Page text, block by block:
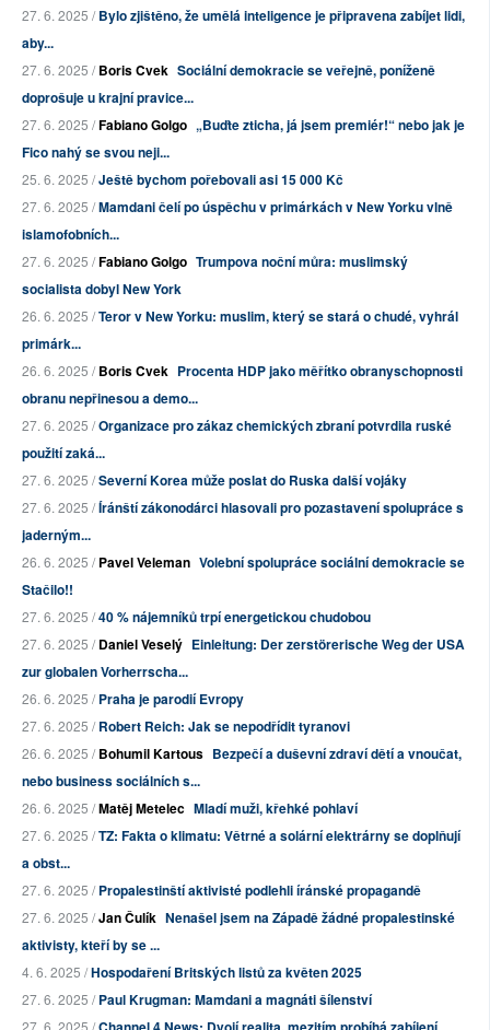
27. 6. 2025 /Bylo zjištěno, že umělá inteligence je připravena zabíjet lidi,
aby...
27. 6. 2025 /Boris Cvek Sociální demokracie se veřejně, poníženě
doprošuje u krajní pravice...
27. 6. 2025 /Fabiano Golgo „Buďte zticha, já jsem premiér!“ nebo jak je
Fico nahý se svou neji...
25. 6. 2025 /Ještě bychom pořebovali asi 15 000 Kč
27. 6. 2025 /Mamdani čelí po úspěchu v primárkách v New Yorku vlně
islamofobních...
27. 6. 2025 /Fabiano Golgo Trumpova noční můra: muslimský
socialista dobyl New York
26. 6. 2025 /Teror v New Yorku: muslim, který se stará o chudé, vyhrál
primárk...
26. 6. 2025 /Boris Cvek Procenta HDP jako měřítko obranyschopnosti
obranu nepřinesou a demo...
27. 6. 2025 /Organizace pro zákaz chemických zbraní potvrdila ruské
použití zaká...
27. 6. 2025 /Severní Korea může poslat do Ruska další vojáky
27. 6. 2025 /Íránští zákonodárci hlasovali pro pozastavení spolupráce s
jaderným...
26. 6. 2025 /Pavel Veleman Volební spolupráce sociální demokracie se
Stačilo!!
27. 6. 2025 /40 % nájemníků trpí energetickou chudobou
27. 6. 2025 /Daniel Veselý Einleitung: Der zerstörerische Weg der USA
zur globalen Vorherrscha...
26. 6. 2025 /Praha je parodií Evropy
27. 6. 2025 /Robert Reich: Jak se nepodřídit tyranovi
26. 6. 2025 /Bohumil Kartous Bezpečí a duševní zdraví dětí a vnoučat,
nebo business sociálních s...
26. 6. 2025 /Matěj Metelec Mladí muži, křehké pohlaví
27. 6. 2025 /TZ: Fakta o klimatu: Větrné a solární elektrárny se doplňují
a obst...
27. 6. 2025 /Propalestinští aktivisté podlehli íránské propagandě
27. 6. 2025 /Jan Čulík Nenašel jsem na Západě žádné propalestinské
aktivisty, kteří by se ...
4. 6. 2025 /Hospodaření Britských listů za květen 2025
27. 6. 2025 /Paul Krugman: Mamdani a magnáti šílenství